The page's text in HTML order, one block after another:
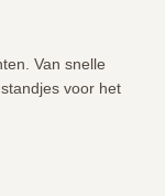
Van snelle
voor het